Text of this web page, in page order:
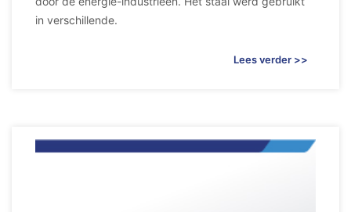
in verschillende.
Lees verder >>